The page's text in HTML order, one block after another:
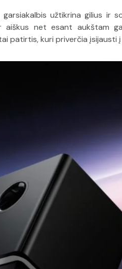
užtikrina gilius ir
net esant aukštam
patirtis, kuri priverčia įsijausti į